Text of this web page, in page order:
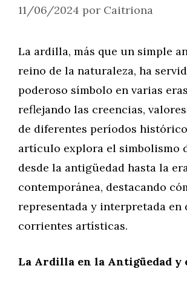
11/06/2024 por Caitriona
La ardilla, más que un simple
reino de la naturaleza, ha
poderoso símbolo en varias
reflejando las creencias,
de diferentes períodos
artículo explora el simbolismo
desde la antigüedad hasta la
contemporánea, destacando
representada y interpretada en
corrientes artísticas.
La Ardilla en la Antigüedad y